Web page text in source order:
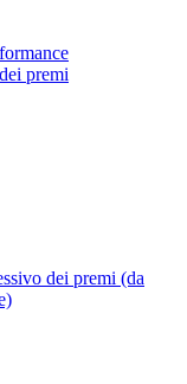
premi
dei premi (da